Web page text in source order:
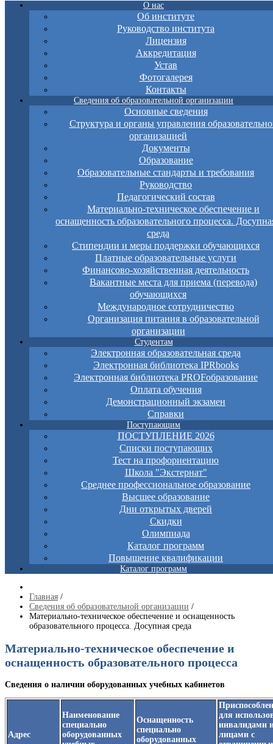
О нас
Об институте
Руководство института
Лицензия
Аккредитация
Устав
Фотогалерея
Контакты
Сведения об образовательной организации
Основные сведения
Структура и органы управления
организацией
Документы
Образование
Образовательные стандарты и требования
Руководство
Педагогический состав
Материально-техническое обеспечение и
оснащенность образовательного процесса.
среда
Стипендии и меры поддержки обучающихся
Платные образовательные услуги
Финансово-хозяйственная деятельность
Вакантные места для приема (перевода)
обучающихся
Международное сотрудничество
Организация питания в образовательной
организации
Студентам
Электронная образовательная среда
Электронная библиотека IPRbooks
Электронная библиотека PROFобразование
Оплата обучения
Демонстрационный экзамен
Справки
Поступающим
ПОСТУПЛЕНИЕ 2026
Списки поступающих
Тест на профориентацию
Школа "Экстернат"
Среднее профессиональное образование
Высшее образование
Дни открытых дверей
Скидки
Олимпиада
Каталог программ
Повышение квалификации
Каталог программ
Главная /
Сведения об образовательной организации /
Материально-техническое обеспечение и оснащенность
образовательного процесса. Досупная среда
Материально-техническое обеспечение и
оснащенность образовательного процесса
Сведения о наличии оборудованных учебных кабинетов
Адрес
Наименование
специально
оборудованных
Оснащенность
специально
оборудованных
для
инвалидами
лицами с